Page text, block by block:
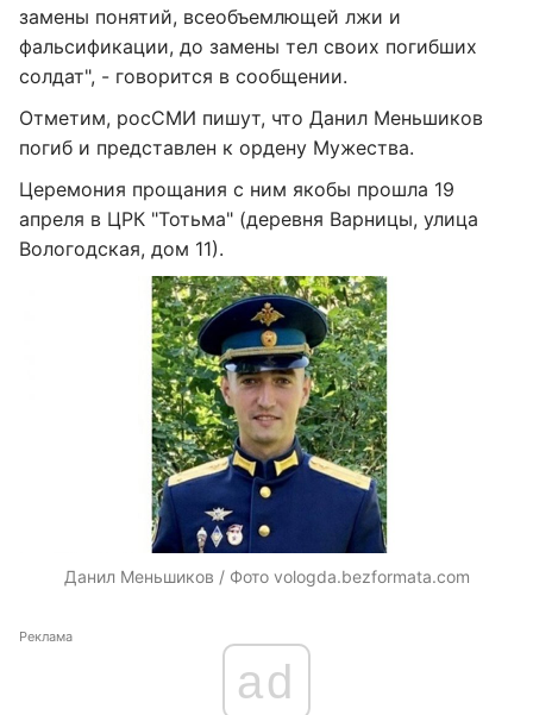
замены понятий, всеобъемлющей лжи и
фальсификации, до замены тел своих погибших
солдат", - говорится в сообщении.
Отметим, росСМИ пишут, что Данил Меньшиков
погиб и представлен к ордену Мужества.
Церемония прощания с ним якобы прошла 19
апреля в ЦРК "Тотьма" (деревня Варницы, улица
Вологодская, дом 11).
Данил Меньшиков / Фото vologda.bezformata.com
Реклама
ad